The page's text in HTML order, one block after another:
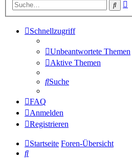
Suche
Schnellzugriff
Unbeantwortete Themen
Aktive Themen
Suche
FAQ
Anmelden
Registrieren
Startseite Foren-Übersicht
Suche